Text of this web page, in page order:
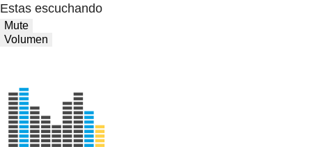
Estas escuchando
Mute
Volumen